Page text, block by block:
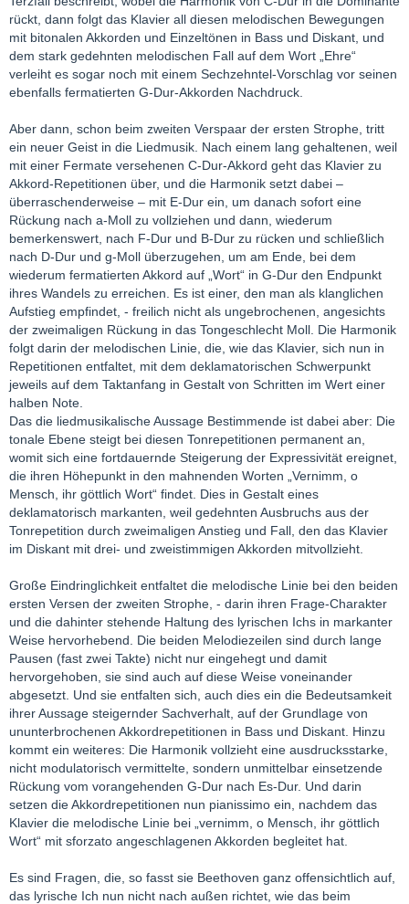
rückt, dann folgt das Klavier all diesen melodischen Bewegungen
mit bitonalen Akkorden und Einzeltönen in Bass und Diskant, und
dem stark gedehnten melodischen Fall auf dem Wort „Ehre“
verleiht es sogar noch mit einem Sechzehntel-Vorschlag vor seinen
ebenfalls fermatierten G-Dur-Akkorden Nachdruck.
Aber dann, schon beim zweiten Verspaar der ersten Strophe, tritt
ein neuer Geist in die Liedmusik. Nach einem lang gehaltenen, weil
mit einer Fermate versehenen C-Dur-Akkord geht das Klavier zu
Akkord-Repetitionen über, und die Harmonik setzt dabei –
überraschenderweise – mit E-Dur ein, um danach sofort eine
Rückung nach a-Moll zu vollziehen und dann, wiederum
bemerkenswert, nach F-Dur und B-Dur zu rücken und schließlich
nach D-Dur und g-Moll überzugehen, um am Ende, bei dem
wiederum fermatierten Akkord auf „Wort“ in G-Dur den Endpunkt
ihres Wandels zu erreichen. Es ist einer, den man als klanglichen
Aufstieg empfindet, - freilich nicht als ungebrochenen, angesichts
der zweimaligen Rückung in das Tongeschlecht Moll. Die Harmonik
folgt darin der melodischen Linie, die, wie das Klavier, sich nun in
Repetitionen entfaltet, mit dem deklamatorischen Schwerpunkt
jeweils auf dem Taktanfang in Gestalt von Schritten im Wert einer
halben Note.
Das die liedmusikalische Aussage Bestimmende ist dabei aber: Die
tonale Ebene steigt bei diesen Tonrepetitionen permanent an,
womit sich eine fortdauernde Steigerung der Expressivität ereignet,
die ihren Höhepunkt in den mahnenden Worten „Vernimm, o
Mensch, ihr göttlich Wort“ findet. Dies in Gestalt eines
deklamatorisch markanten, weil gedehnten Ausbruchs aus der
Tonrepetition durch zweimaligen Anstieg und Fall, den das Klavier
im Diskant mit drei- und zweistimmigen Akkorden mitvollzieht.
Große Eindringlichkeit entfaltet die melodische Linie bei den beiden
ersten Versen der zweiten Strophe, - darin ihren Frage-Charakter
und die dahinter stehende Haltung des lyrischen Ichs in markanter
Weise hervorhebend. Die beiden Melodiezeilen sind durch lange
Pausen (fast zwei Takte) nicht nur eingehegt und damit
hervorgehoben, sie sind auch auf diese Weise voneinander
abgesetzt. Und sie entfalten sich, auch dies ein die Bedeutsamkeit
ihrer Aussage steigernder Sachverhalt, auf der Grundlage von
ununterbrochenen Akkordrepetitionen in Bass und Diskant. Hinzu
kommt ein weiteres: Die Harmonik vollzieht eine ausdrucksstarke,
nicht modulatorisch vermittelte, sondern unmittelbar einsetzende
Rückung vom vorangehenden G-Dur nach Es-Dur. Und darin
setzen die Akkordrepetitionen nun pianissimo ein, nachdem das
Klavier die melodische Linie bei „vernimm, o Mensch, ihr göttlich
Wort“ mit sforzato angeschlagenen Akkorden begleitet hat.
Es sind Fragen, die, so fasst sie Beethoven ganz offensichtlich auf,
das lyrische Ich nun nicht nach außen richtet, wie das beim